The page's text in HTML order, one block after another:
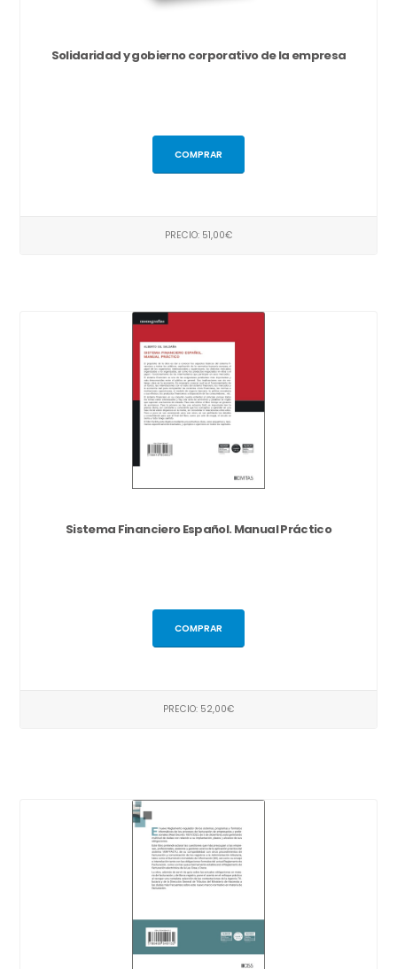
Solidaridad y gobierno corporativo de la empresa
COMPRAR
PRECIO: 51,00€
Sistema Financiero Español. Manual Práctico
COMPRAR
PRECIO: 52,00€